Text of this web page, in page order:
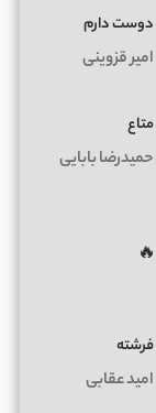
دوست دارم
امیر قزوینی
متاع
حمیدرضا بابایی
فرشته
امید عقابی